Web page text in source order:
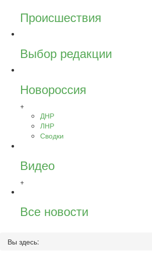
Происшествия
Выбор редакции
Новороссия
+
ДНР
ЛНР
Сводки
Видео
+
Все новости
Вы здесь: